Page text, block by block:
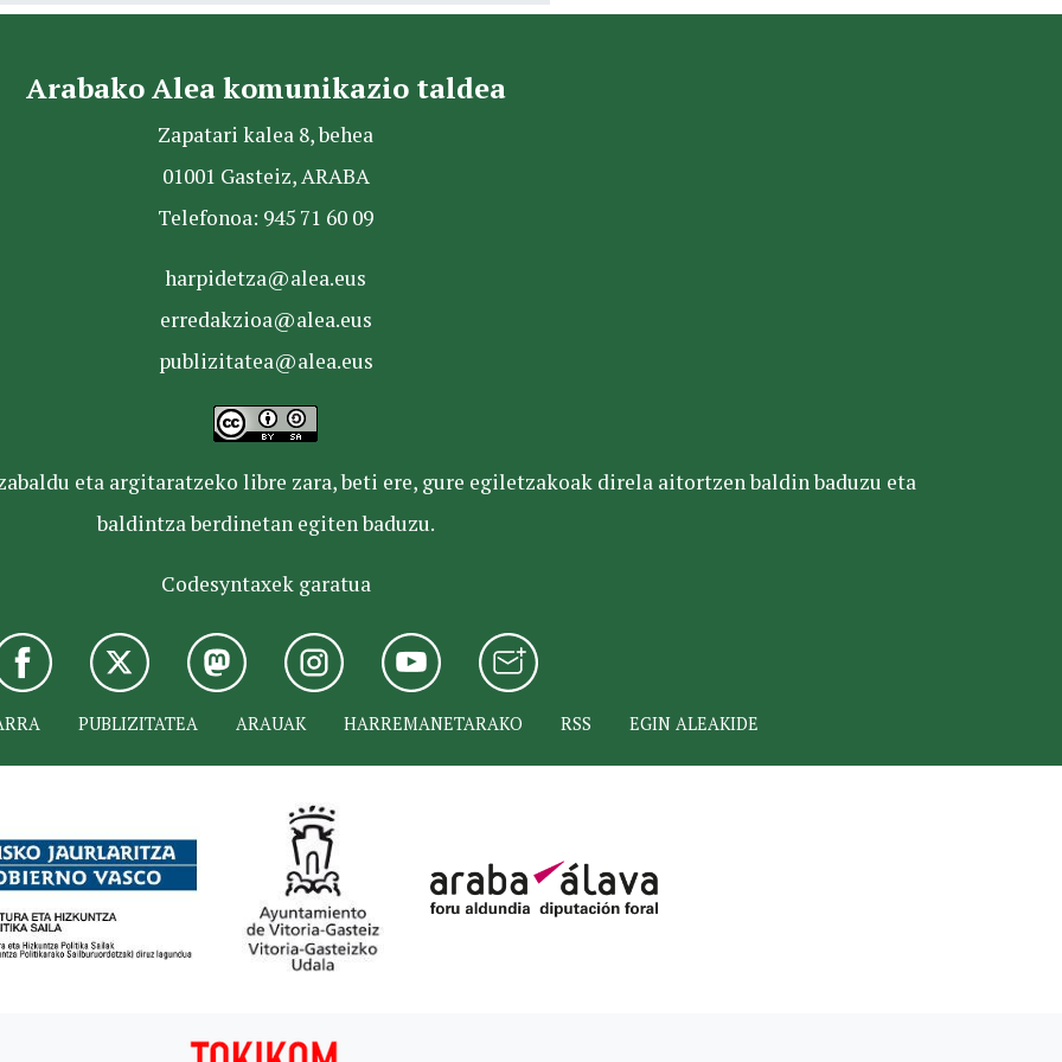
Arabako Alea komunikazio taldea
Zapatari kalea 8, behea
01001 Gasteiz, ARABA
Telefonoa: 945 71 60 09
harpidetza@alea.eus
erredakzioa@alea.eus
publizitatea@alea.eus
eta argitaratzeko libre zara, beti ere, gure egiletzakoak direla aitortzen baldin baduzu eta
baldintza berdinetan egiten baduzu.
Codesyntaxek garatua
PUBLIZITATEA ARAUAK HARREMANETARAKO RSS EGIN ALEAKIDE